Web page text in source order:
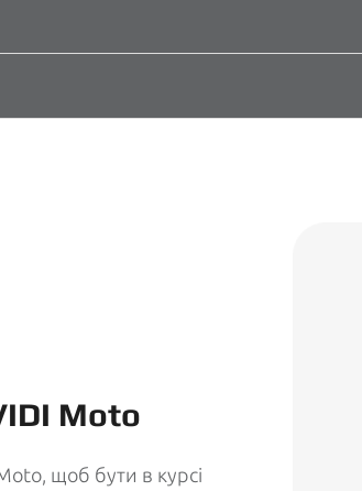
Moto
щоб бути в курсі